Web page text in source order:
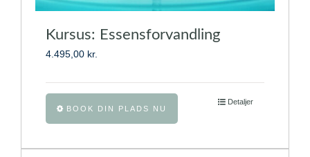
Kursus: Essensforvandling
4.495,00 kr.
BOOK DIN PLADS NU
flere
Detaljer